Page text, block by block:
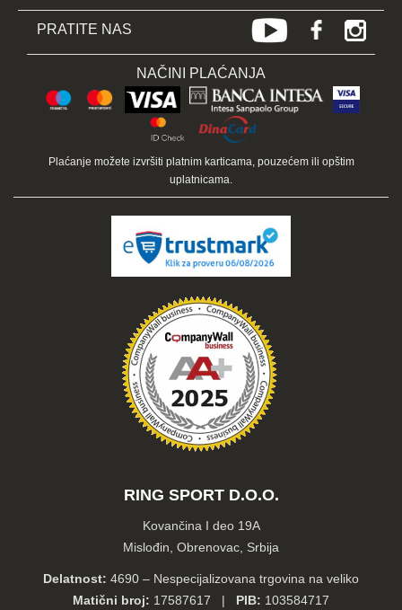
PRATITE NAS
NAČINI PLAĆANJA
Plaćanje možete izvršiti platnim karticama, pouzećem ili opštim
uplatnicama.
RING SPORT D.O.O.
Kovančina I deo 19A
Mislođin, Obrenovac, Srbija
Delatnost: 4690 – Nespecijalizovana trgovina na veliko
Matični broj: 17587617 | PIB: 103584717